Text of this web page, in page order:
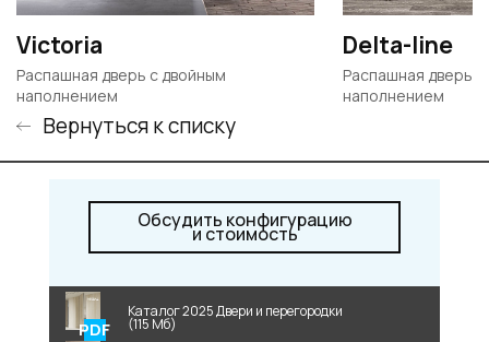
Victoria
Распашная дверь с двойным
наполнением
Delta-line
Распашная дверь
наполнением
Вернуться к списку
Обсудить конфигурацию
и стоимость
Каталог 2025 Двери и перегородки
(115 Мб)